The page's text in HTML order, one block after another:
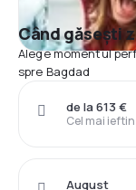
Când găsești
Alege momentul
spre Bagdad
Cel mai
de la 613 €
August